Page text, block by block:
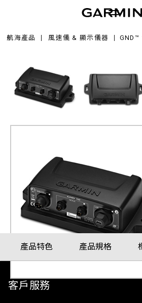
航海產品 風速儀 & 顯示儀器 GND™
GND™ 10 Black
產品料號 010-
產品特色 產品規格
客戶服務